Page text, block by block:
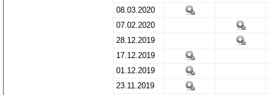
08.03.2020
07.02.2020
28.12.2019
17.12.2019
01.12.2019
23.11.2019